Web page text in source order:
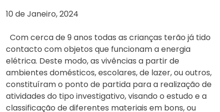
10 de Janeiro, 2024
Com cerca de 9 anos todas as crianças terão já tido
contacto com objetos que funcionam a energia
elétrica. Deste modo, as vivências a partir de
ambientes domésticos, escolares, de lazer, ou outros,
constituíram o ponto de partida para a realização de
atividades do tipo investigativo, visando o estudo e a
classificação de diferentes materiais em bons, ou